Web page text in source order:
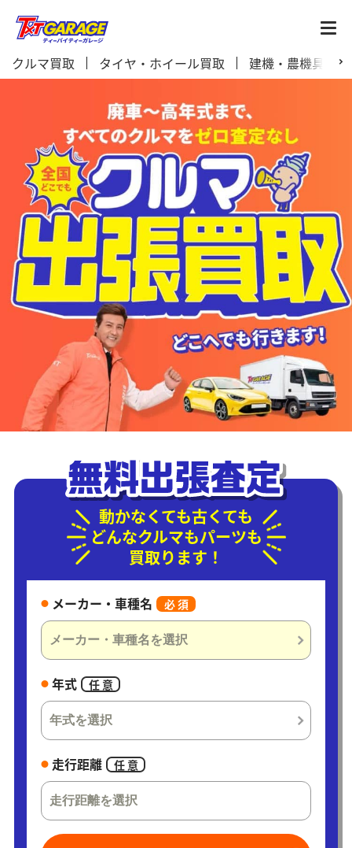
クルマ買取 タイヤ・ホイール買取 建機・農機具買取
動かなくても古くても
どんなクルマもパーツも
買取ります！
メーカー・車種名 必 須
年式 任 意
走行距離 任 意